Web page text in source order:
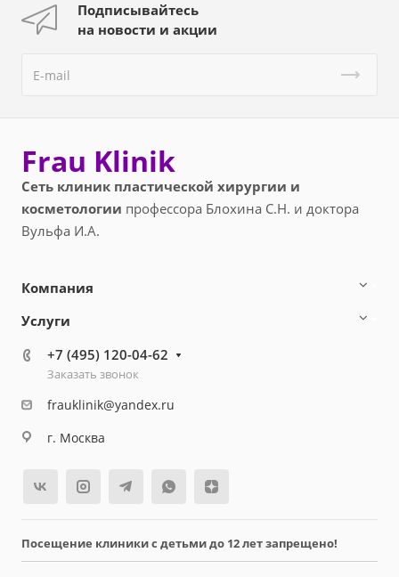
Подписывайтесь
на новости и акции
Frau Klinik
Сеть клиник пластической хирургии и
косметологии профессора Блохина С.Н. и доктора
Вульфа И.А.
Компания
Услуги
+7 (495) 120-04-62
Заказать звонок
frauklinik@yandex.ru
г. Москва
Посещение клиники с детьми до 12 лет запрещено!